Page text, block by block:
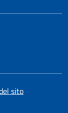
sito